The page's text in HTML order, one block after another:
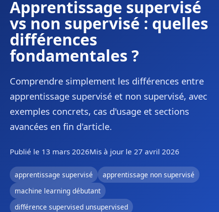
Apprentissage supervisé
vs non supervisé : quelles
différences
fondamentales ?
Comprendre simplement les différences entre
apprentissage supervisé et non supervisé, avec
exemples concrets, cas d'usage et sections
avancées en fin d'article.
Publié le 13 mars 2026Mis à jour le 27 avril 2026
apprentissage supervisé
apprentissage non supervisé
machine learning débutant
différence supervised unsupervised